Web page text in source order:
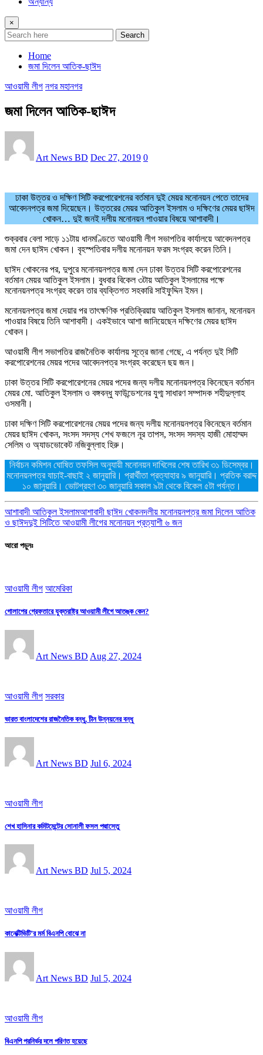
×
Search
Home
জমা দিলেন আতিক-ছাঈদ
আওয়ামী লীগ নগর মহানগর
জমা দিলেন আতিক-ছাঈদ
Art News BD Dec 27, 2019 0
ঢাকা উত্তর ও দক্ষিণ সিটি করপোরেশনের বর্তমান দুই মেয়র মনোনয়ন পেতে তাদের
আবেদনপত্র জমা দিয়েছেন। উত্তরের মেয়র আতিকুল ইসলাম ও দক্ষিণের মেয়র ছাঈদ
খোকন… দুই জনই দলীয় মনোনয়ন পাওয়ার বিষয়ে আশাবাদী।
শুক্রবার বেলা সাড়ে ১১টায় ধানমণ্ডিতে আওয়ামী লীগ সভাপতির কার্যালয়ে আবেদনপত্র
জমা দেন ছাঈদ খোকন। বৃহস্পতিবার দলীয় মনোনয়ন ফরম সংগ্রহ করেন তিনি।
ছাঈদ খোকনের পর, দুপুরে মনোনয়নপত্র জমা দেন ঢাকা উত্তর সিটি করপোরেশনের
বর্তমান মেয়র আতিকুল ইসলাম। বুধবার বিকেল ৩টায় আতিকুল ইসলামের পক্ষে
মনোনয়নপত্র সংগ্রহ করেন তার ব্যক্তিগত সহকারি সাইফুদ্দিন ইমন।
মনোনয়নপত্র জমা দেয়ার পর তাৎক্ষণিক প্রতিক্রিয়ায় আতিকুল ইসলাম জানান, মনোনয়ন
পাওয়ার বিষয়ে তিনি আশাবাদী। একইভাবে আশা জানিয়েছেন দক্ষিণের মেয়র ছাঈদ
খোকন।
আওয়ামী লীগ সভাপতির রাজনৈতিক কার্যালয় সূত্রে জানা গেছে, এ পর্যন্ত দুই সিটি
করপোরেশনের মেয়র পদের আবেদনপত্র সংগ্রহ করেছেন ছয় জন।
ঢাকা উত্তর সিটি করপোরেশনের মেয়র পদের জন্য দলীয় মনোনয়নপত্র কিনেছেন বর্তমান
মেয়র মো. আতিকুল ইসলাম ও বঙ্গবন্ধু ফাউন্ডেশনের যুগ্ম সাধারণ সম্পাদক শহীদুল্লাহ
ওসমানী।
ঢাকা দক্ষিণ সিটি করপোরেশনের মেয়র পদের জন্য দলীয় মনোনয়নপত্র কিনেছেন বর্তমান
মেয়র ছাঈদ খোকন, সংসদ সদস্য শেখ ফজলে নূর তাপস, সংসদ সদস্য হাজী মোহাম্মদ
সেলিম ও অ্যাডভোকেট নজিবুল্লাহ হিরু।
নির্বাচন কমিশন ঘোষিত তফসিল অনুযায়ী মনোনয়ন দাখিলের শেষ তারিখ ৩১ ডিসেম্বর।
মনোনয়নপত্র যাচাই-বাছাই ২ জানুয়ারি। প্রার্থীতা প্রত্যাহার ৯ জানুয়ারি। প্রতিক বরাদ্দ
১০ জানুয়ারি। ভোটগ্রহণ ৩০ জানুয়ারি সকাল ৯টা থেকে বিকেল ৫টা পর্যন্ত।
আশাবাদী আতিকুল ইসলামআশাবাদী ছাঈদ খোকনদলীয় মনোনয়নপত্র জমা দিলেন আতিক
ও ছাঈদদুই সিটিতে আওয়ামী লীগের মনোনয়ন প্রত্যাশী ৬ জন
আরো পড়ুনঃ
আওয়ামী লীগ আমেরিকা
গোলাপের গ্রেফতারে যুক্তরাষ্ট্র আওয়ামী লীগে আতঙ্ক কেন?
Art News BD Aug 27, 2024
আওয়ামী লীগ সরকার
ভারত বাংলাদেশের রাজনৈতিক বন্ধু, চীন উন্নয়নের বন্ধু
Art News BD Jul 6, 2024
আওয়ামী লীগ
শেখ হাসিনার কমিটমেন্টের সোনালী ফসল পদ্মাসেতু
Art News BD Jul 5, 2024
আওয়ামী লীগ
কানেক্টিভিটি’র মর্ম বিএনপি বোঝে না
Art News BD Jul 5, 2024
আওয়ামী লীগ
বিএনপি পরনির্ভর দলে পরিণত হয়েছে